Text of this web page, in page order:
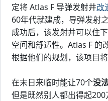
定将 Atlas F 导弹发射井改
60年代就建成，导弹发射
成功后，该发射井可以住
空间和舒适性。Atlas F 的
根据他们的规划，该项目
在末日来临时能让70个没
但是既然别人都出得起